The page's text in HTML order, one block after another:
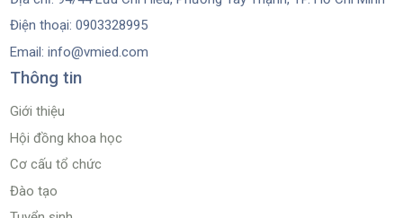
Điện thoại: 0903328995
Email: info@vmied.com
Thông tin
Giới thiệu
Hội đồng khoa học
Cơ cấu tổ chức
Đào tạo